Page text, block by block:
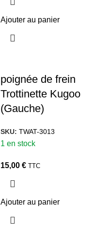
Ajouter au panier
poignée de frein
Trottinette Kugoo
(Gauche)
SKU: TWAT-3013
1 en stock
15,00 € TTC
Ajouter au panier